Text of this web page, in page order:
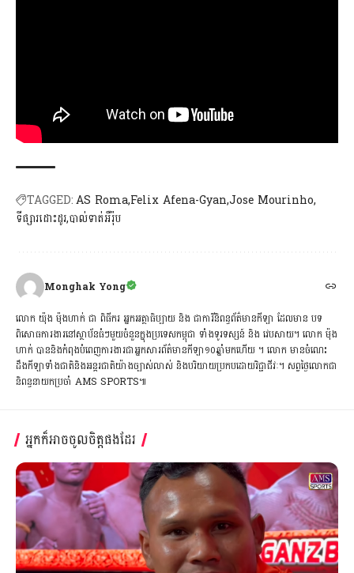
TAGGED:AS RomaFelix Afena-GyanJose Mourinho
ទីផ្សារដោះដូរបាល់ទាត់អឺរ៉ុប
Monghak Yong
លោក យ៉ុង ម៉ុងហាក់ ជា ពិធីករ អ្នកអត្ថាធិប្បាយ និង ជាការីនិពន្ធព័ត៌មានកីឡា ដែលមាន បទ
ពិសោធការងារនៅស្ថាប័នធំៗមួយចំនួនក្នុងប្រទេសកម្ពុជា ទាំងទូរទស្សន៍ និង វេបសាយ។ លោក ម៉ុង
ហាក់ បាននិងកំពុងបំពេញការងារជាអ្នកសារព័ត៌មានកីឡា១០ឆ្នាំមកហើយ ។ លោក មានចំណេះ
ដឹងកីឡាទាំងជាតិនិងអន្តរជាតិយ៉ាងច្បាស់លាស់ និងបរិយាយប្រកបដោយវិជ្ជាជីវៈ។ សព្វថ្ងៃ​លោកជា​
និពន្ធនាយកប្រចាំ AMS SPORTS៕
អ្នកក៏អាចចូលចិត្តផងដែរ